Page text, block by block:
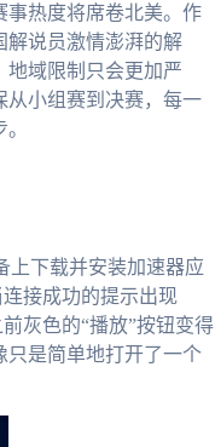
事热度将席卷北美。作
解说员激情澎湃的解
地域限制只会更加严
从小组赛到决赛，每一
上下载并安装加速器应
接成功的提示出现
灰色的“播放”按钮变得
只是简单地打开了一个